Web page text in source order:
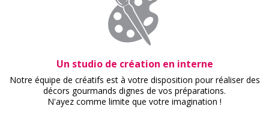
Un studio de création en interne
Notre équipe de créatifs est à votre disposition pour réaliser des
décors gourmands dignes de vos préparations.
N'ayez comme limite que votre imagination !